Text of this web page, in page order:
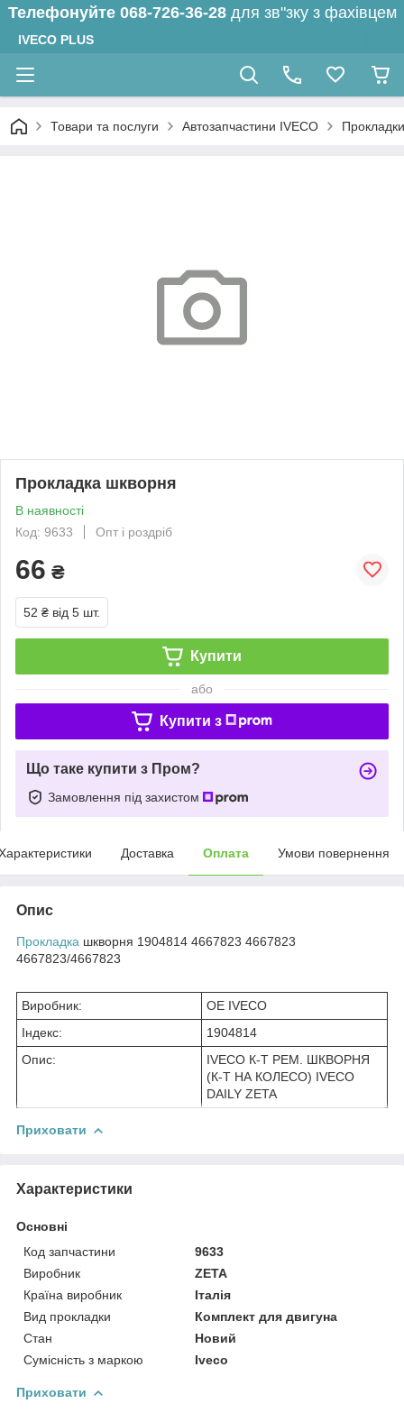
Телефонуйте 068-726-36-28 для зв"зку з фахівцем
IVECO PLUS
Товари та послуги Автозапчастини IVECO Прокладки
Прокладка шкворня
В наявності
Код: 9633
Опт і роздріб
66 ₴
52 ₴ від 5 шт.
Купити
або
Купити з
Що таке купити з Пром?
Замовлення під захистом
Доставка Оплата Умови повернення
Опис
Прокладка шкворня 1904814 4667823 4667823
4667823/4667823
Виробник:
OE IVECO
Індекс:
1904814
Опис:
IVECO К-Т РЕМ. ШКВОРНЯ
(К-Т НА КОЛЕСО) IVECO
DAILY ZETA
Приховати
Характеристики
Основні
Код запчастини
9633
Виробник
ZETA
Країна виробник
Італія
Вид прокладки
Комплект для двигуна
Стан
Новий
Сумісність з маркою
Iveco
Приховати